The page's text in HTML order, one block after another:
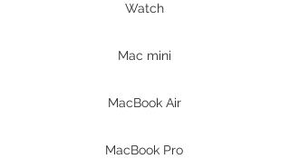
Watch
Mac mini
MacBook Air
MacBook Pro